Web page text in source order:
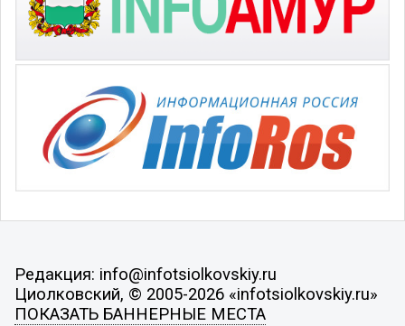
Редакция: info@infotsiolkovskiy.ru
Циолковский, © 2005-2026 «infotsiolkovskiy.ru»
ПОКАЗАТЬ БАННЕРНЫЕ МЕСТА